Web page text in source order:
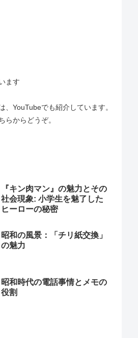
ます
、YouTubeでも紹介しています。
らからどうぞ。
『キン肉マン』の魅力とその
社会現象: 小学生を魅了した
ヒーローの秘密
昭和の風景：「チリ紙交換」
の魅力
昭和時代の電話事情とメモの
役割